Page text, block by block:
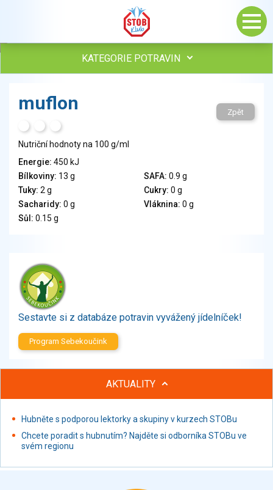
KATEGORIE POTRAVIN
Vejce
Veganské a vegetariánské výrobky
Tuky
Obiloviny, mouka, cereální výrobky
Chléb, pečivo, křehké chleby, pufované výrobky
Ořechy, semena
Zelenina
Brambory, luštěniny, houby
Sladkosti, slané výrobky
Ochucovadla, přísady, sladidla
Proteinové výrobky, doplňky stravy
Nápoje alkoholické
Restaurace, jídelny, hotová jídla
Fastfood
Studená kuchyně, lahůdkářské výrobky
muflon Zpět
Nutriční hodnoty na 100 g/ml
Energie: 450 kJ
Bílkoviny: 13 g SAFA: 0.9 g
Tuky: 2 g Cukry: 0 g
Sacharidy: 0 g Vláknina: 0 g
Sůl: 0.15 g
Sestavte si z databáze potravin vyvážený jídelníček!
Program Sebekoučink
AKTUALITY
Hubněte s podporou lektorky a skupiny v kurzech STOBu
Chcete poradit s hubnutím? Najděte si odborníka STOBu ve
svém regionu